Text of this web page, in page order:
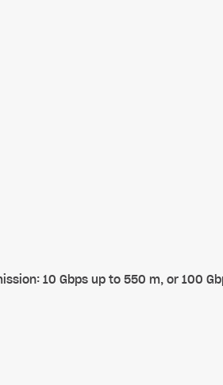
10 Gbps up to 550 m, or 100